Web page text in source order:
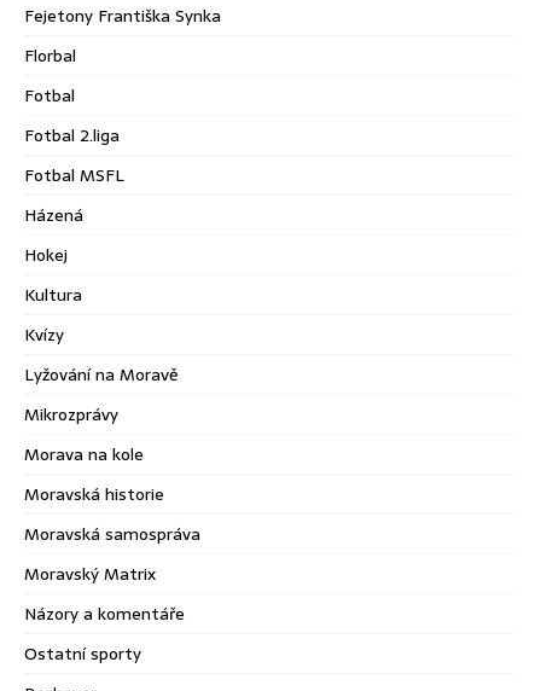
Fejetony Františka Synka
Florbal
Fotbal
Fotbal 2.liga
Fotbal MSFL
Házená
Hokej
Kultura
Kvízy
Lyžování na Moravě
Mikrozprávy
Morava na kole
Moravská historie
Moravská samospráva
Moravský Matrix
Názory a komentáře
Ostatní sporty